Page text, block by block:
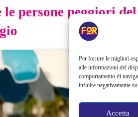
Per fornire le migliori
alle informazioni del
comportamento di
influire negativamente
Accetta
le persone peggiori